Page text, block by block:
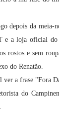
depois da meia-
a loja oficial do
rostos e sem
do Renatão.
ver a frase "Fora
do